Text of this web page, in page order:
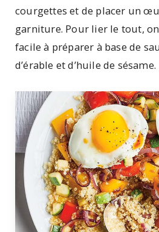
courgettes et de placer un
garniture. Pour lier le tout,
facile à préparer à base de
d’érable et d’huile de sésame.